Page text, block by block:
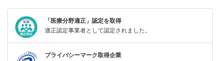
「医療分野適正」認定を取得
適正認定事業者として認定されました。
プライバシーマーク取得企業